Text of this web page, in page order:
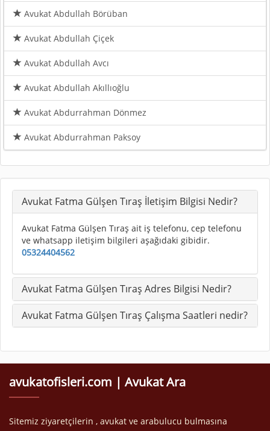
Avukat Abdullah Börüban
Avukat Abdullah Çiçek
Avukat Abdullah Avcı
Avukat Abdullah Akıllıoğlu
Avukat Abdurrahman Dönmez
Avukat Abdurrahman Paksoy
Avukat Fatma Gülşen Tıraş İletişim Bilgisi Nedir?
Avukat Fatma Gülşen Tıraş ait iş telefonu, cep telefonu
ve whatsapp iletişim bilgileri aşağıdaki gibidir.
05324404562
Avukat Fatma Gülşen Tıraş Adres Bilgisi Nedir?
Avukat Fatma Gülşen Tıraş Çalışma Saatleri nedir?
avukatofisleri.com | Avukat Ara
Sitemiz ziyaretçilerin , avukat ve arabulucu bulmasına